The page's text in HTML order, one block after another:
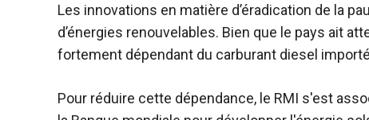
Les innovations en matière d’éradication de la
d’énergies renouvelables. Bien que le pays ait
fortement dépendant du carburant diesel
Pour réduire cette dépendance, le RMI s'est